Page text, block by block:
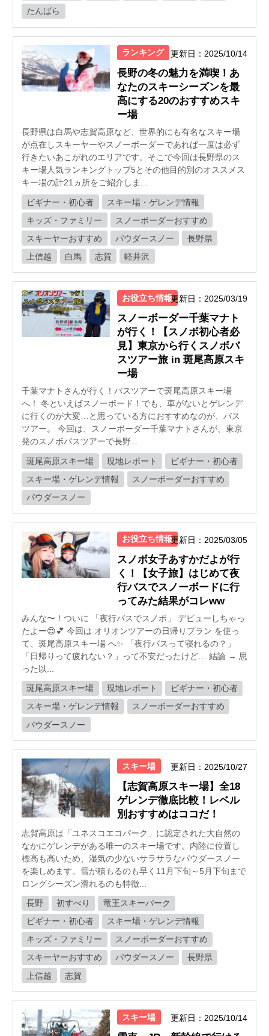
たんばら
ランキング 更新日：2025/10/14
長野の冬の魅力を満喫！あ
なたのスキーシーズンを最
高にする20のおすすめスキ
ー場
長野県は白馬や志賀高原など、世界的にも有名なスキー場
が点在しスキーヤーやスノーボーダーであれば一度は必ず
行きたいあこがれのエリアです。そこで今回は長野県のス
キー場人気ランキングトップ5とその他目的別のオススメス
キー場の計21ヵ所をご紹介しま...
ビギナー・初心者
スキー場・ゲレンデ情報
キッズ・ファミリー
スノーボーダーおすすめ
スキーヤーおすすめ
パウダースノー
長野県
上信越
白馬 志賀 軽井沢
お役立ち情報更新日：2025/03/19
スノーボーダー千葉マナト
が行く！【スノボ初心者必
見】東京から行くスノボバ
スツアー旅 in 斑尾高原スキ
ー場
千葉マナトさんが行く！バスツアーで斑尾高原スキー場
へ！ 冬といえばスノーボード！でも、車がないとゲレンデ
に行くのが大変…と思っている方におすすめなのが、バス
ツアー。 今回は、スノーボーダー千葉マナトさんが、東京
発のスノボバスツアーで長野...
斑尾高原スキー場 現地レポート
ビギナー・初心者
スキー場・ゲレンデ情報
スノーボーダーおすすめ
パウダースノー
お役立ち情報更新日：2025/03/05
スノボ女子あすかだよが行
く！【女子旅】はじめて夜
行バスでスノーボードに行
ってみた結果がコレww
みんな〜！ついに 「夜行バスでスノボ」 デビューしちゃっ
たよー😍💕 今回は オリオンツアーの日帰りプラン を使っ
て、斑尾高原スキー場 へ✨ 「夜行バスって寝れるの？」
「日帰りって疲れない？」って不安だったけど… 結論 → 思
った以...
斑尾高原スキー場 現地レポート
ビギナー・初心者
スキー場・ゲレンデ情報
スノーボーダーおすすめ
パウダースノー
スキー場 更新日：2025/10/27
【志賀高原スキー場】全18
ゲレンデ徹底比較！レベル
別おすすめはココだ！
志賀高原は「ユネスコエコパーク」に認定された大自然の
なかにゲレンデがある唯一のスキー場です。内陸に位置し
標高も高いため、湿気の少ないサラサラなパウダースノー
を楽しめます。雪が積もるのも早く11月下旬～5月下旬まで
ロングシーズン滑れるのも特徴...
長野 初すべり
竜王スキーパーク
ビギナー・初心者
スキー場・ゲレンデ情報
キッズ・ファミリー
スノーボーダーおすすめ
スキーヤーおすすめ
パウダースノー
長野県
上信越
志賀
スキー場 更新日：2025/10/14